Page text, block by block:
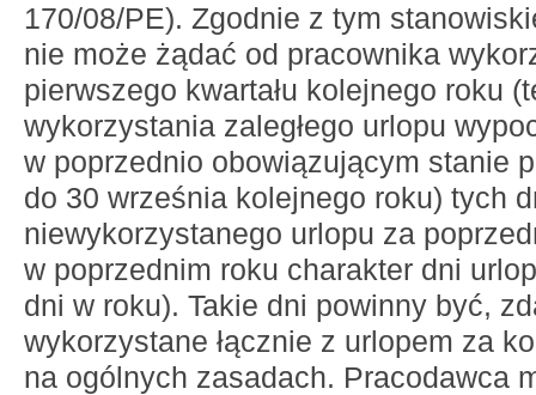
170/08/PE). Zgodnie z tym
nie może żądać od pracownika
pierwszego kwartału kolejnego roku
wykorzystania zaległego urlopu
w poprzednio obowiązującym stanie
do 30 września kolejnego roku) tych
niewykorzystanego urlopu za
w poprzednim roku charakter dni
dni w roku). Takie dni powinny być,
wykorzystane łącznie z urlopem za
na ogólnych zasadach. Pracodawca